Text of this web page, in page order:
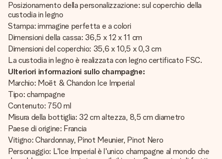
Posizionamento della personalizzazione: sul coperchio della
custodia in legno
Stampa: immagine perfetta e a colori
Dimensioni della cassa: 36,5 x 12 x 11 cm
Dimensioni del coperchio: 35,6 x 10,5 x 0,3 cm
La custodia in legno è realizzata con legno certificato FSC.
Ulteriori informazioni sullo champagne:
Marchio: Moët & Chandon Ice Imperial
Tipo: champagne
Contenuto: 750 ml
Misura della bottiglia: 32 cm altezza, 8,5 cm diametro
Paese di origine: Francia
Vitigno: Chardonnay, Pinot Meunier, Pinot Nero
Personaggio: L'Ice Imperial è l'unico champagne al mondo che